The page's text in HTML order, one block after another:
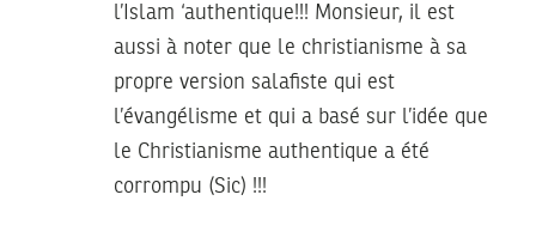
l’Islam ‘authentique!!! Monsieur, il est
aussi à noter que le christianisme à sa
propre version salafiste qui est
l’évangélisme et qui a basé sur l’idée que
le Christianisme authentique a été
corrompu (Sic) !!!